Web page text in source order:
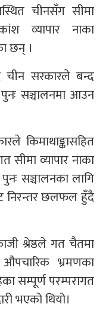
चीनसँग सीमा
व्यापार नाका
छन् ।
चीन सरकारले बन्द
सञ्चालनमा आउन
किमाथाङ्कासहित
सीमा व्यापार नाका
सञ्चालनका लागि
निरन्तर छलफल हुँदै
श्रेष्ठले गत चैतमा
भ्रमणका
सम्पूर्ण परम्परागत
भएको थियो।